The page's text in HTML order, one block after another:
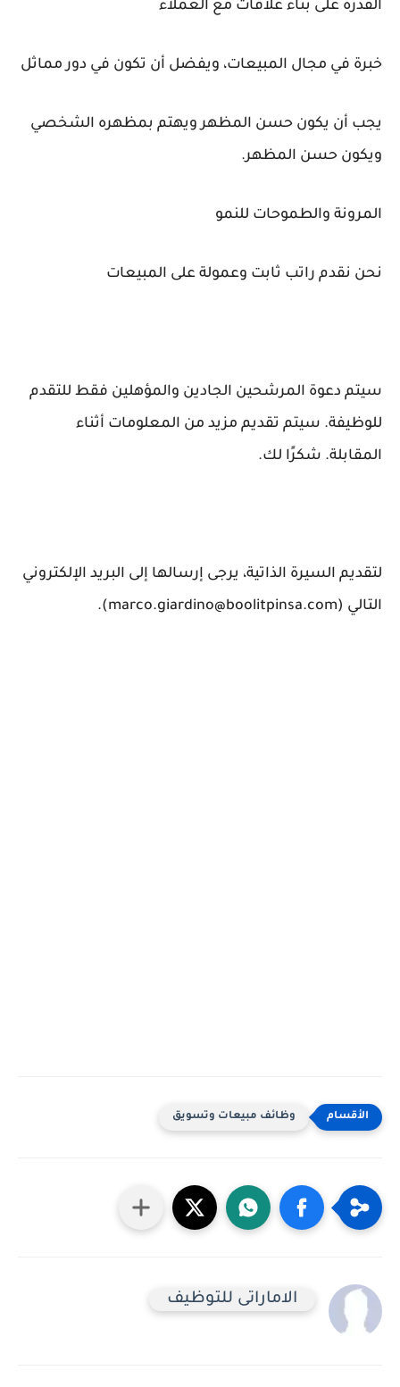
القدرة على بناء علاقات مع العملاء
خبرة في مجال المبيعات، ويفضل أن تكون في دور مماثل
يجب أن يكون حسن المظهر ويهتم بمظهره الشخصي
ويكون حسن المظهر.
المرونة والطموحات للنمو
نحن نقدم راتب ثابت وعمولة على المبيعات
سيتم دعوة المرشحين الجادين والمؤهلين فقط للتقدم
للوظيفة. سيتم تقديم مزيد من المعلومات أثناء
المقابلة. شكرًا لك.
لتقديم السيرة الذاتية، يرجى إرسالها إلى البريد الإلكتروني
التالي (marco.giardino@boolitpinsa.com).
وظائف مبيعات وتسويق
الاماراتى للتوظيف